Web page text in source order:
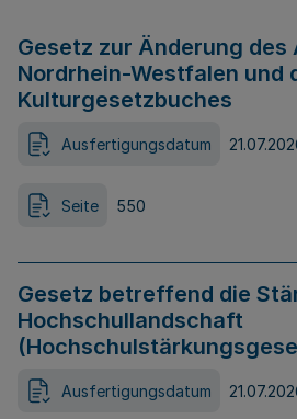
Gesetz zur Änderung
Nordrhein-Westfalen und
Kulturgesetzbuches
Ausfertigungsdatum
Seite 550
Gesetz betreffend die
Hochschullandschaft
Ausfertigungsdatum